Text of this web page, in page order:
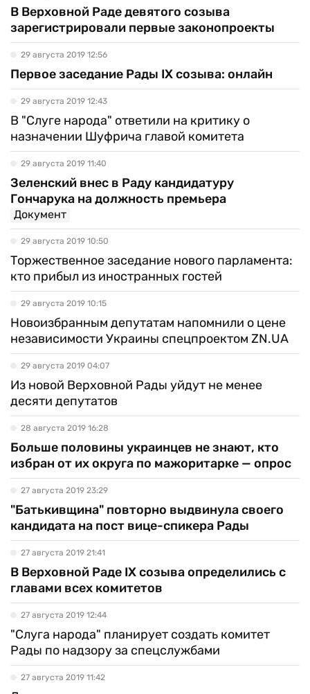
В Верховной Раде девятого созыва
зарегистрировали первые законопроекты
29 августа 2019 12:56
Первое заседание Рады IX созыва: онлайн
29 августа 2019 12:43
В "Слуге народа" ответили на критику о
назначении Шуфрича главой комитета
29 августа 2019 11:40
Зеленский внес в Раду кандидатуру
Гончарука на должность премьера
Документ
29 августа 2019 10:50
Торжественное заседание нового парламента:
кто прибыл из иностранных гостей
29 августа 2019 10:15
Новоизбранным депутатам напомнили о цене
независимости Украины спецпроектом ZN.UA
29 августа 2019 04:07
Из новой Верховной Рады уйдут не менее
десяти депутатов
28 августа 2019 16:28
Больше половины украинцев не знают, кто
избран от их округа по мажоритарке — опрос
27 августа 2019 23:29
"Батькивщина" повторно выдвинула своего
кандидата на пост вице-спикера Рады
27 августа 2019 21:41
В Верховной Раде IX созыва определились с
главами всех комитетов
27 августа 2019 12:44
"Слуга народа" планирует создать комитет
Рады по надзору за спецслужбами
27 августа 2019 11:42